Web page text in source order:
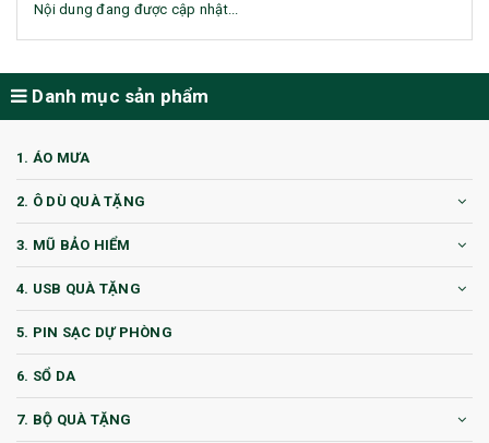
Nội dung đang được cập nhật...
Danh mục sản phẩm
1. ÁO MƯA
2. Ô DÙ QUÀ TẶNG
3. MŨ BẢO HIỂM
4. USB QUÀ TẶNG
5. PIN SẠC DỰ PHÒNG
6. SỔ DA
7. BỘ QUÀ TẶNG